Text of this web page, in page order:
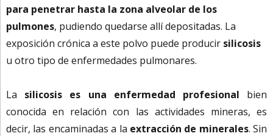
para penetrar hasta la zona alveolar de los
pulmones, pudiendo quedarse allí depositadas. La
exposición crónica a este polvo puede producir silicosis
u otro tipo de enfermedades pulmonares.
La silicosis es una enfermedad profesional bien
conocida en relación con las actividades mineras, es
decir, las encaminadas a la extracción de minerales. Sin